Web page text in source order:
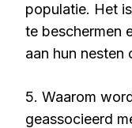
populatie. Het
te beschermen
aan hun nesten
5. Waarom
geassocieerd